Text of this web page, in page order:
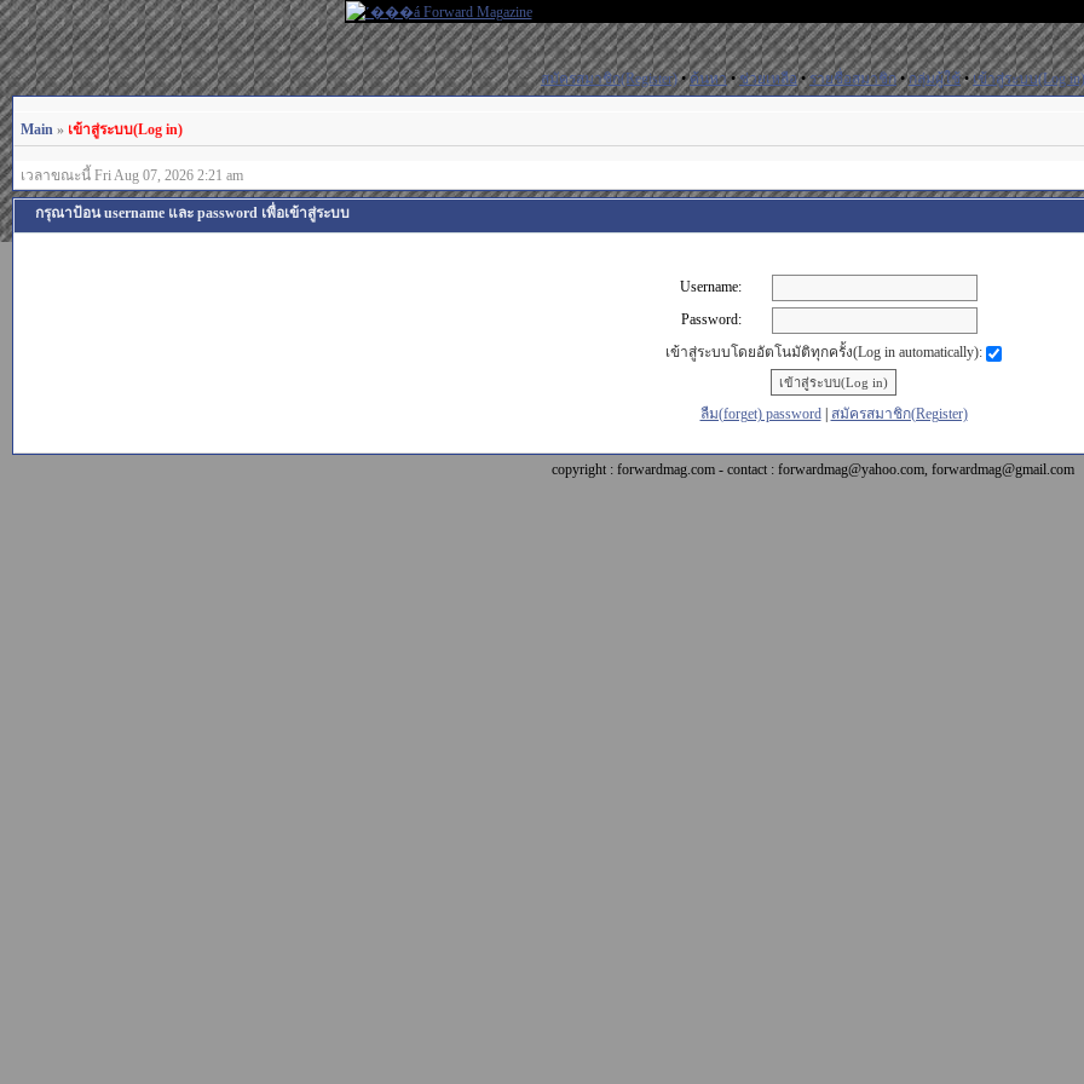
สมัครสมาชิก(Register)•ค้นหา•ช่วยเหลือ•รายชื่อสมาชิก•กลุ่มผู้ใช้•เข้าสู่ระบบ(Log in)
Main » เข้าสู่ระบบ(Log in)
เวลาขณะนี้ Fri Aug 07, 2026 2:21 am
กรุณาป้อน username และ password เพื่อเข้าสู่ระบบ
Username:
Password:
เข้าสู่ระบบโดยอัตโนมัติทุกครั้ง(Log in automatically):
ลืม(forget) password| สมัครสมาชิก(Register)
copyright : forwardmag.com - contact : forwardmag@yahoo.com, forwardmag@gmail.com